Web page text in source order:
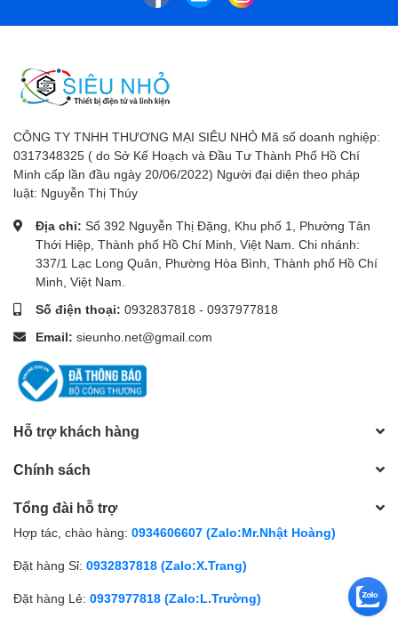
CÔNG TY TNHH THƯƠNG MẠI SIÊU NHỎ Mã số doanh nghiệp:
0317348325 ( do Sở Kế Hoạch và Đầu Tư Thành Phố Hồ Chí
Minh cấp lần đầu ngày 20/06/2022) Người đại diện theo pháp
luật: Nguyễn Thị Thúy
Địa chỉ: Số 392 Nguyễn Thị Đặng, Khu phố 1, Phường Tân
Thới Hiệp, Thành phố Hồ Chí Minh, Việt Nam. Chi nhánh:
337/1 Lạc Long Quân, Phường Hòa Bình, Thành phố Hồ Chí
Minh, Việt Nam.
Số điện thoại: 0932837818 - 0937977818
Email: sieunho.net@gmail.com
Hỗ trợ khách hàng
Chính sách
Tổng đài hỗ trợ
Hợp tác, chào hàng: 0934606607 (Zalo:Mr.Nhật Hoàng)
Đặt hàng Sỉ: 0932837818 (Zalo:X.Trang)
Đặt hàng Lẻ: 0937977818 (Zalo:L.Trường)